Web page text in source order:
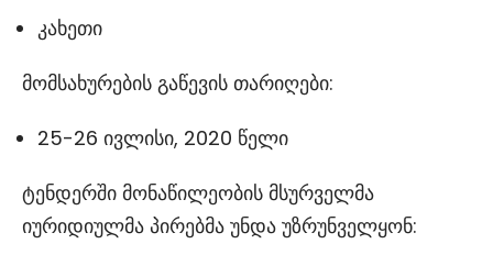
კახეთი
მომსახურების გაწევის თარიღები:
25-26 ივლისი, 2020 წელი
ტენდერში მონაწილეობის მსურველმა
იურიდიულმა პირებმა უნდა უზრუნველყონ: